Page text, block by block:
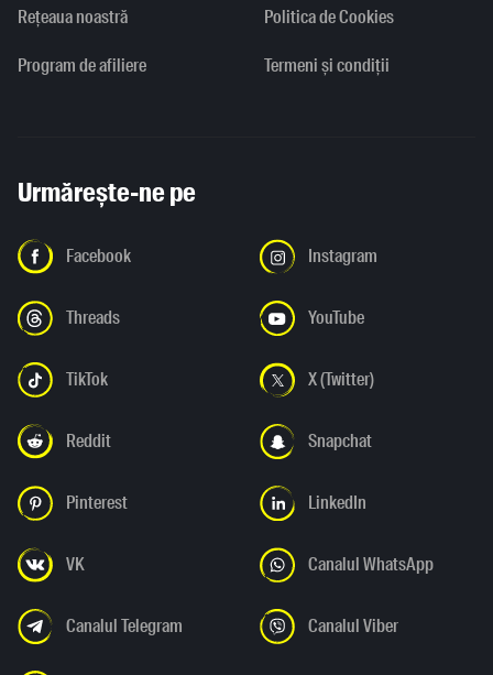
Rețeaua noastră
Program de afiliere
Politica de Cookies
Termeni și condiții
Urmărește-ne pe
Facebook Instagram
Threads YouTube
TikTok X (Twitter)
Reddit Snapchat
Pinterest LinkedIn
VK Canalul WhatsApp
Canalul Telegram Canalul Viber